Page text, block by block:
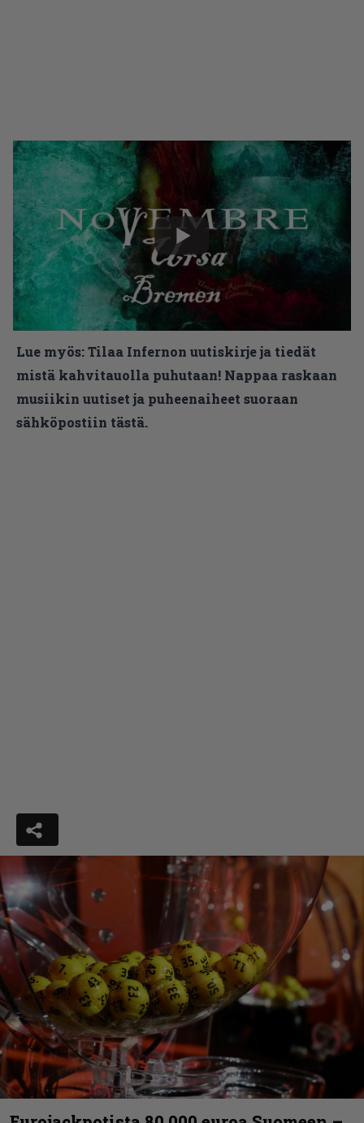
Lue myös:Tilaa Infernon uutiskirje ja tiedät
mistä kahvitauolla puhutaan! Nappaa raskaan
musiikin uutiset ja puheenaiheet suoraan
sähköpostiin tästä.